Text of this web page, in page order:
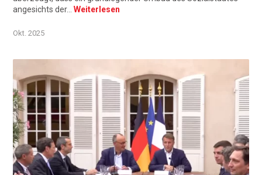
angesichts der… Weiterlesen
Okt. 2025